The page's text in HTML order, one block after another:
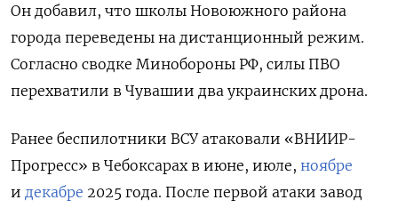
Он добавил, что школы Новоюжного района
города переведены на дистанционный режим.
Согласно сводке Минобороны РФ, силы ПВО
перехватили в Чувашии два украинских дрона.
Ранее беспилотники ВСУ атаковали «ВНИИР-
Прогресс» в Чебоксарах в июне, июле, ноябре
и декабре 2025 года. После первой атаки завод